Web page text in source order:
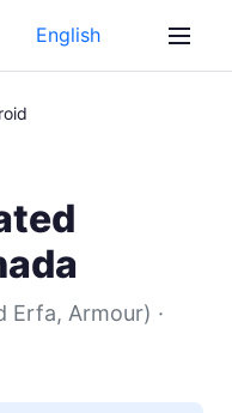
English
Armour) ·